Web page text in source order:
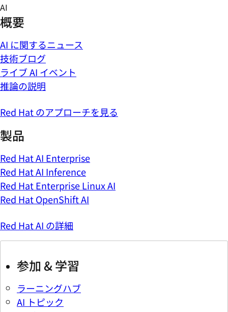
Skip
to
content
AI
概要
AI に関するニュース
技術ブログ
ライブ AI イベント
推論の説明
Red Hat のアプローチを見る
製品
Red Hat AI Enterprise
Red Hat AI Inference
Red Hat Enterprise Linux AI
Red Hat OpenShift AI
Red Hat AI の詳細
参加 & 学習
ラーニングハブ
AI トピック